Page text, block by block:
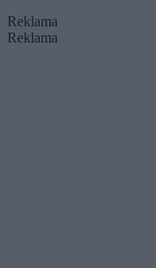
Reklama
Reklama